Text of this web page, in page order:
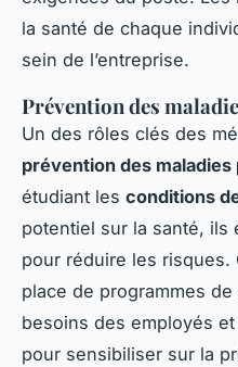
la santé de chaque
sein de l’entreprise.
Prévention des
Un des rôles clés des
prévention des
étudiant les conditions
potentiel sur la santé, ils
pour réduire les risques.
place de programmes
besoins des employés
pour sensibiliser sur la